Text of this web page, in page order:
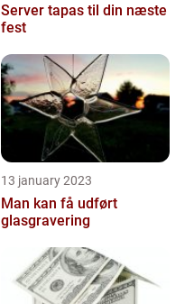
Server tapas til din næste
fest
13 january 2023
Man kan få udført
glasgravering